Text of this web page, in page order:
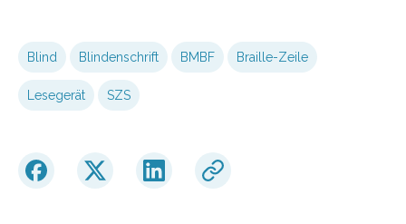
Blind Blindenschrift BMBF Braille-Zeile
Lesegerät SZS